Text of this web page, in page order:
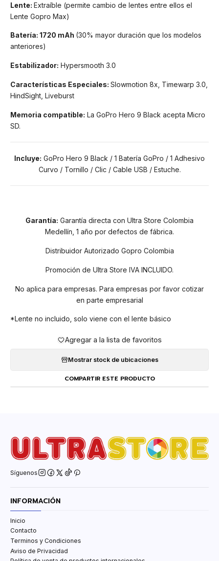
Lente: Extraíble (permite cambio de lentes entre ellos el
Lente Gopro Max)
Batería: 1720 mAh (30% mayor duración que los modelos
anteriores)
Estabilizador: Hypersmooth 3.0
Características Especiales: Slowmotion 8x, Timewarp 3.0,
HindSight, Liveburst
Memoria compatible: La GoPro Hero 9 Black acepta Micro
SD.
Incluye: GoPro Hero 9 Black / 1 Batería GoPro / 1 Adhesivo
Curvo / Tornillo / Clic / Cable USB / Estuche.
Garantía: Garantía directa con Ultra Store Colombia
Medellín, 1 año por defectos de fábrica.
Distribuidor Autorizado Gopro Colombia
Promoción de Ultra Store IVA INCLUIDO.
No aplica para empresas. Para empresas por favor cotizar
en parte empresarial
*Lente no incluido, solo viene con el lente básico
Agregar a la lista de favoritos
Mostrar stock de ubicaciones
COMPARTIR ESTE PRODUCTO
Síguenos
INFORMACIÓN
Inicio
Contacto
Terminos y Condiciones
Aviso de Privacidad